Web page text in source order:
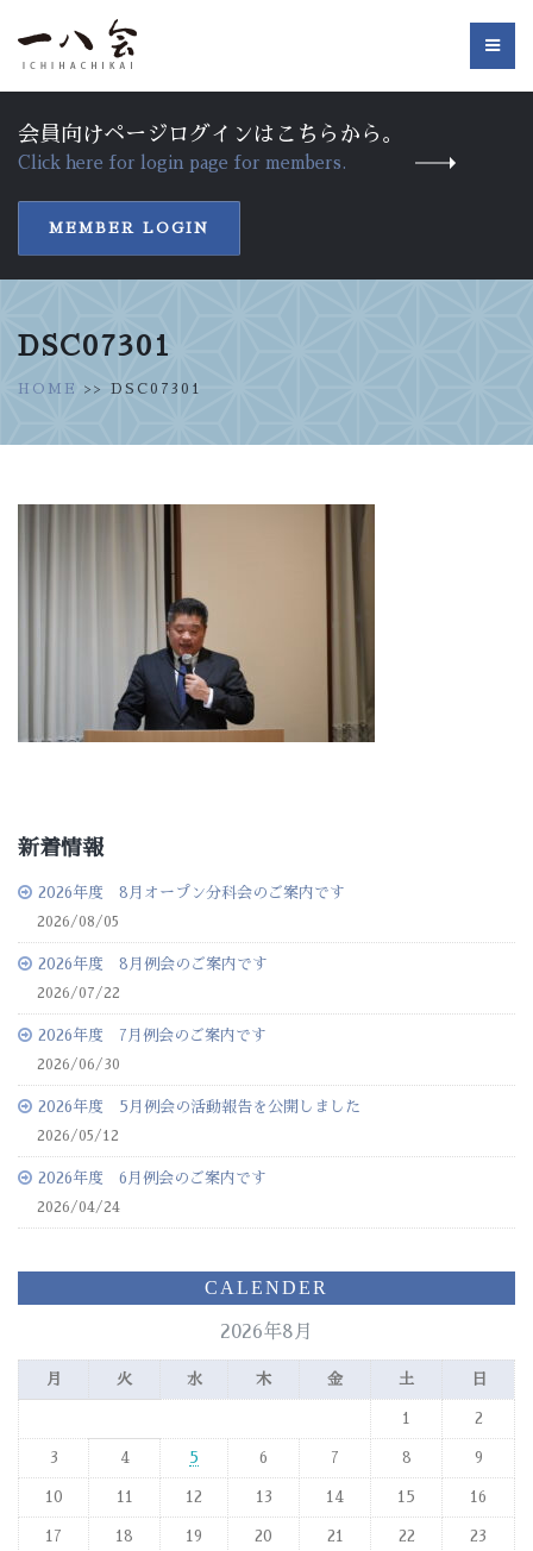
会員向けページログインはこちらから。
Click here for login page for members.
MEMBER LOGIN
DSC07301
HOME >> DSC07301
新着情報
2026年度 8月オープン分科会のご案内です
2026/08/05
2026年度 8月例会のご案内です
2026/07/22
2026年度 7月例会のご案内です
2026/06/30
2026年度 5月例会の活動報告を公開しました
2026/05/12
2026年度 6月例会のご案内です
2026/04/24
CALENDER
2026年8月
月 火 水 木 金 土 日
1 2
3 4 5 6 7 8 9
10 11 12 13 14 15 16
17 18 19 20 21 22 23